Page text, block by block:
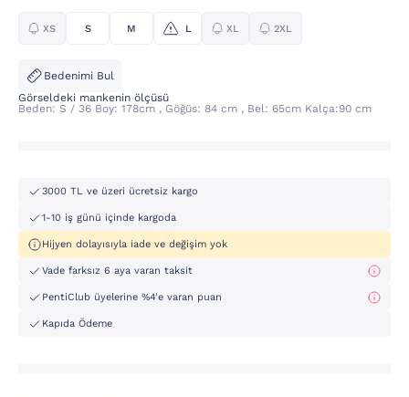
XS S M L XL 2XL
Bedenimi Bul
Görseldeki mankenin ölçüsü
Beden: S / 36 Boy: 178cm , Göğüs: 84 cm , Bel: 65cm Kalça:90 cm
3000 TL ve üzeri ücretsiz kargo
1-10 iş günü içinde kargoda
Hijyen dolayısıyla iade ve değişim yok
Vade farksız 6 aya varan taksit
PentiClub üyelerine %4'e varan puan
Kapıda Ödeme